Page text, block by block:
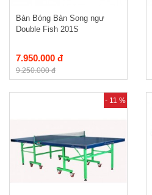
Bàn Bóng Bàn Song ngư
Double Fish 201S
7.950.000 đ
9.250.000 đ
- 11 %